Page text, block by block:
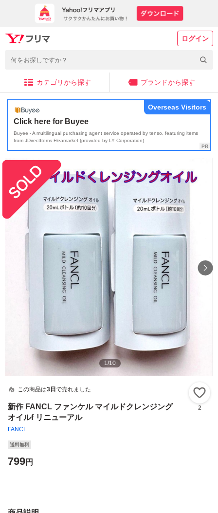
ログイン
カテゴリから探す ブランドから探す
Click here for Buyee
Buyee - A multilingual purchasing agent service operated by tenso, featuring items
from JDirectItems Fleamarket (provided by LY Corporation)
Overseas Visitors
1/10
この商品は3日 で売れました
新作 FANCL ファンケル マイルドクレンジング
オイルf リニューアル
FANCL
2
送料無料
799円